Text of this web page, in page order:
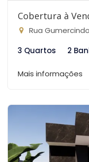
Cobertura à
Rua Gumercindo
3 Quartos
2
Mais informações